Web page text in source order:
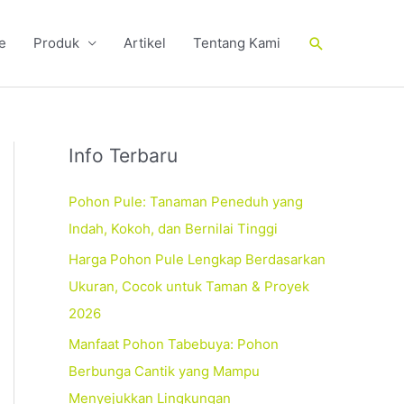
Produk Artikel Tentang Kami Cari
Info Terbaru
Pohon Pule: Tanaman Peneduh yang
Indah, Kokoh, dan Bernilai Tinggi
Harga Pohon Pule Lengkap Berdasarkan
Ukuran, Cocok untuk Taman & Proyek
2026
Manfaat Pohon Tabebuya: Pohon
Berbunga Cantik yang Mampu
Menyejukkan Lingkungan